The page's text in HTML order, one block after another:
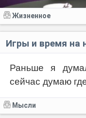
Жизненное
Игры и время на
Раньше я
сейчас думаю
Мысли